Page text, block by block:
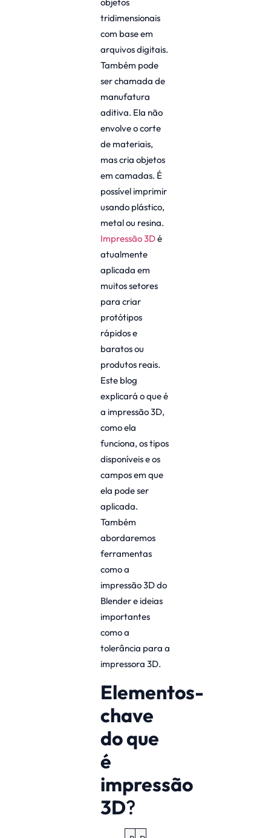
tridimensionais
com base em
arquivos digitais.
Também pode
ser chamada de
manufatura
aditiva. Ela não
envolve o corte
de materiais,
mas cria objetos
em camadas. É
possível imprimir
usando plástico,
metal ou resina.
Impressão 3Dé
atualmente
aplicada em
muitos setores
para criar
protótipos
rápidos e
baratos ou
produtos reais.
Este blog
explicará o que é
a impressão 3D,
como ela
funciona, os tipos
disponíveis e os
campos em que
ela pode ser
aplicada.
Também
abordaremos
ferramentas
como a
impressão 3D do
Blender e ideias
importantes
como a
tolerância para a
impressora 3D.
Elementos-
chave
do que
é
impressão
3D?